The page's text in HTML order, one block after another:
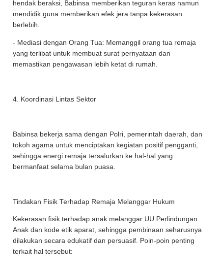
hendak beraksi, Babinsa memberikan teguran keras namun
mendidik guna memberikan efek jera tanpa kekerasan
berlebih.
- Mediasi dengan Orang Tua: Memanggil orang tua remaja
yang terlibat untuk membuat surat pernyataan dan
memastikan pengawasan lebih ketat di rumah.
4. Koordinasi Lintas Sektor
Babinsa bekerja sama dengan Polri, pemerintah daerah, dan
tokoh agama untuk menciptakan kegiatan positif pengganti,
sehingga energi remaja tersalurkan ke hal-hal yang
bermanfaat selama bulan puasa.
Tindakan Fisik Terhadap Remaja Melanggar Hukum
Kekerasan fisik terhadap anak melanggar UU Perlindungan
Anak dan kode etik aparat, sehingga pembinaan seharusnya
dilakukan secara edukatif dan persuasif. Poin-poin penting
terkait hal tersebut: